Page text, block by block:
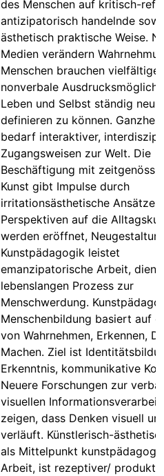
des Menschen auf kritisch-
antizipatorisch handelnde
ästhetisch praktische Weise.
Medien verändern
Menschen brauchen vielfältige
nonverbale
Leben und Selbst ständig neu
definieren zu können.
bedarf interaktiver,
Zugangsweisen zur Welt. Die
Beschäftigung mit
Kunst gibt Impulse durch
irritationsästhetische Ansätze.
Perspektiven auf die
werden eröffnet,
Kunstpädagogik leistet
emanzipatorische Arbeit, dient
lebenslangen Prozess zur
Menschwerdung.
Menschenbildung basiert auf
von Wahrnehmen, Erkennen,
Machen. Ziel ist
Erkenntnis, kommunikative
Neuere Forschungen zur
visuellen
zeigen, dass Denken visuell
verläuft. Künstlerisch-
als Mittelpunkt
Arbeit, ist rezeptiver/